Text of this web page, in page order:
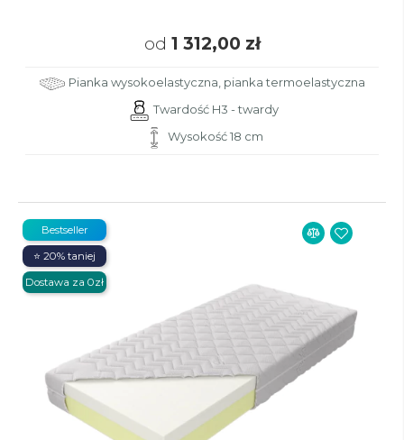
od 1 312,00 zł
Pianka wysokoelastyczna, pianka termoelastyczna
Twardość H3 - twardy
Wysokość 18 cm
Bestseller
⭐ 20% taniej
Dostawa za 0zł